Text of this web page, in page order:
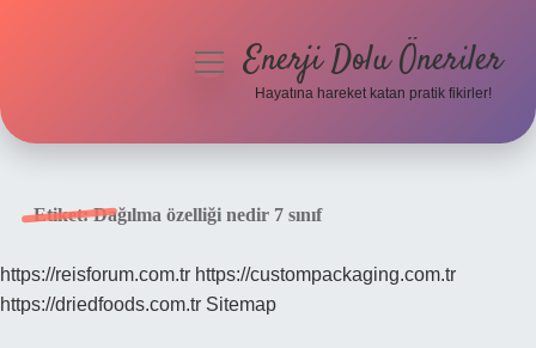
Hakkımızda
menüyüEnerji Dolu Öneriler
Hayatına hareket katan pratik fikirler!
Etiket:Dağılma özelliği nedir 7 sınıf
https://reisforum.com.tr https://custompackaging.com.tr
https://driedfoods.com.tr Sitemap